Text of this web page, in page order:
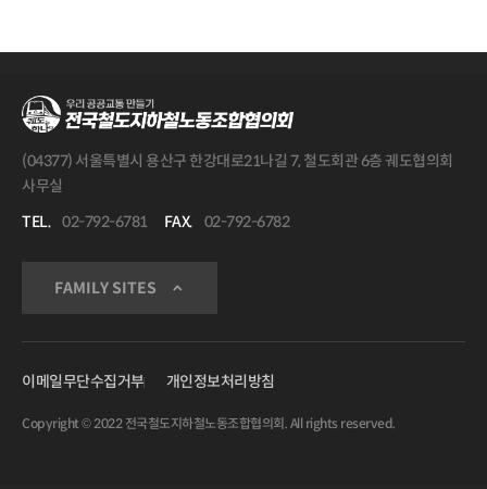
(04377) 서울특별시 용산구 한강대로21나길 7, 철도회관 6층 궤도협의회
사무실
TEL. 02-792-6781 FAX. 02-792-6782
FAMILY SITES
이메일무단수집거부 개인정보처리방침
Copyright © 2022 전국철도지하철노동조합협의회. All rights reserved.